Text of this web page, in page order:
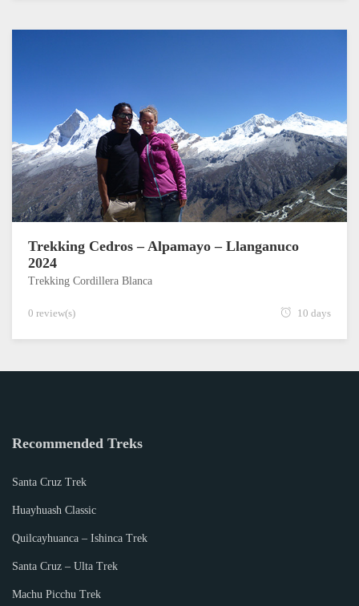
Trekking Cedros – Alpamayo – Llanganuco
2024
Trekking Cordillera Blanca
0 review(s) 10 days
Recommended Treks
Santa Cruz Trek
Huayhuash Classic
Quilcayhuanca – Ishinca Trek
Santa Cruz – Ulta Trek
Machu Picchu Trek